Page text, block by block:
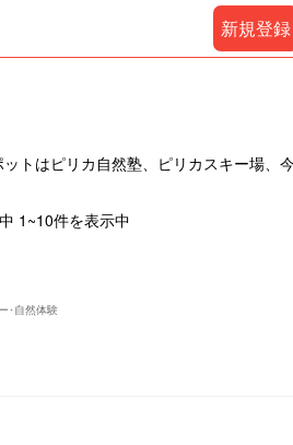
トはピリカ自然塾、ピリカスキー場、
1~10件を表示中
･自然体験
新規登録